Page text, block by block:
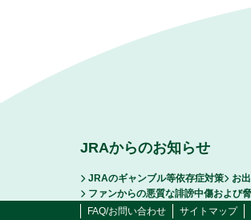
JRAからのお知らせ
JRAのギャンブル等依存症対策
お
ファンからの悪質な誹謗中傷および
FAQ/お問い合わせ
サイトマップ